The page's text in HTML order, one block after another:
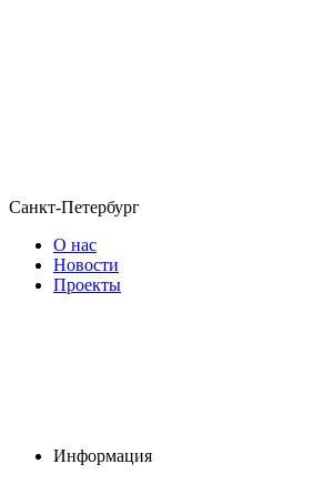
Санкт-Петербург
О нас
Новости
Проекты
Информация